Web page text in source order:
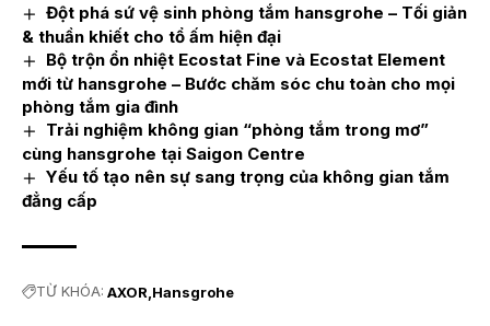
Đột phá sứ vệ sinh phòng tắm hansgrohe – Tối giản
& thuần khiết cho tổ ấm hiện đại
Bộ trộn ổn nhiệt Ecostat Fine và Ecostat Element
mới từ hansgrohe – Bước chăm sóc chu toàn cho mọi
phòng tắm gia đình
Trải nghiệm không gian “phòng tắm trong mơ”
cùng hansgrohe tại Saigon Centre
Yếu tố tạo nên sự sang trọng của không gian tắm
đẳng cấp
TỪ KHÓA: AXOR Hansgrohe